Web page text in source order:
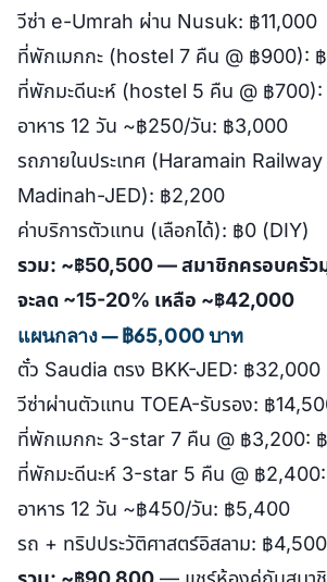
วีซ่า e-Umrah ผ่าน Nusuk: ฿11,000
ที่พักเมกกะ (hostel 7 คืน @ ฿900):
ที่พักมะดีนะห์ (hostel 5 คืน @ ฿
อาหาร 12 วัน ~฿250/วัน: ฿3,000
รถภายในประเทศ (Haramain
Madinah-JED): ฿2,200
ค่าบริการตัวแทน (เลือกได้): ฿0 (DIY)
รวม: ~฿50,500 — สมาชิกครอบครัว
จะลด ~15-20% เหลือ ~฿42,000
แผนกลาง — ฿65,000 บาท
ตั๋ว Saudia ตรง BKK-JED: ฿32,000
วีซ่าผ่านตัวแทน TOEA-รับรอง: ฿
ที่พักเมกกะ 3-star 7 คืน @ ฿3,200:
ที่พักมะดีนะห์ 3-star 5 คืน @ ฿
อาหาร 12 วัน ~฿450/วัน: ฿5,400
รถ + ทริปประวัติศาสตร์อิสลาม: ฿4,500